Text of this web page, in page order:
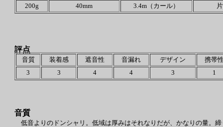
音質
低音よりのドンシャリ。低域は厚みはそれなりだが、かなりの量。
200g
40mm 3.4m（カール）
評点
音質 装着感 遮音性 音漏れ デザイン
携帯
3
3 4 4 3 1